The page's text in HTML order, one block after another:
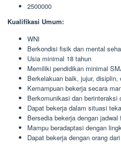
2500000
Kualifikasi Umum:
WNI
Berkondisi fisik dan mental
Usia minimal 18 tahun
Memiliki pendidikan minimal
Berkelakuan baik, jujur,
Kemampuan bekerja secara
Berkomunikasi dan berinteraksi
Dapat bekerja dalam situasi
Bersedia bekerja dengan jadwal
Mampu beradaptasi dengan
Dapat bekerja dengan orang